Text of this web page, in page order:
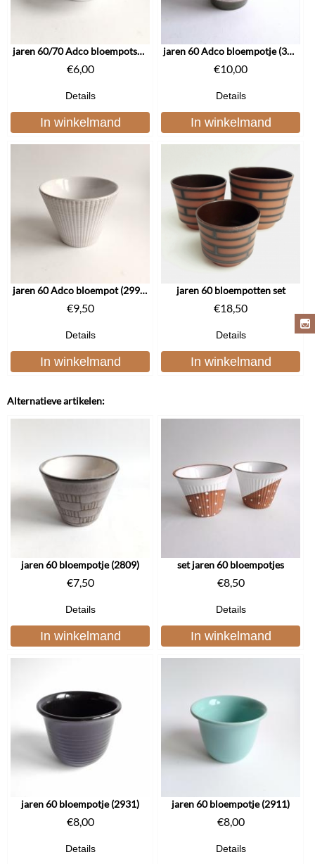
jaren 60/70 Adco bloempotschaaltje
€6,00
Details
In winkelmand
jaren 60 Adco bloempotje (3067)
€10,00
Details
In winkelmand
jaren 60 Adco bloempot (2995)
€9,50
Details
In winkelmand
jaren 60 bloempotten set
€18,50
Details
In winkelmand
Alternatieve artikelen:
jaren 60 bloempotje (2809)
€7,50
Details
In winkelmand
set jaren 60 bloempotjes
€8,50
Details
In winkelmand
jaren 60 bloempotje (2931)
€8,00
Details
jaren 60 bloempotje (2911)
€8,00
Details